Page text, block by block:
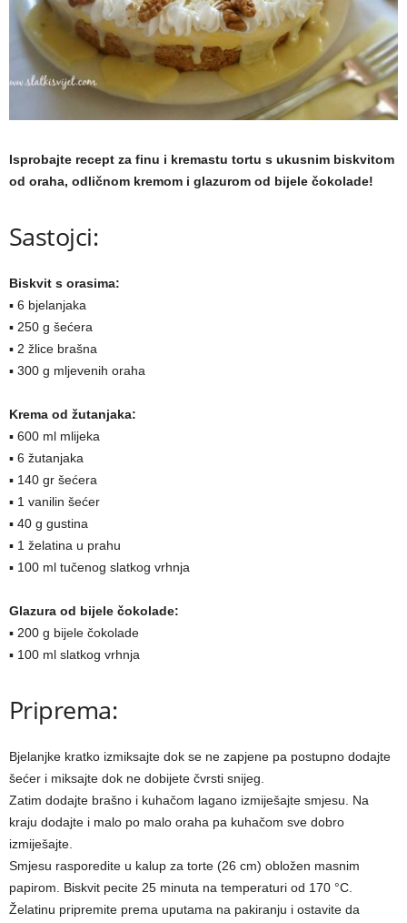
Isprobajte recept za finu i kremastu tortu s ukusnim biskvitom
od oraha, odličnom kremom i glazurom od bijele čokolade!
Sastojci:
Biskvit s orasima:
▪ 6 bjelanjaka
▪ 250 g šećera
▪ 2 žlice brašna
▪ 300 g mljevenih oraha
Krema od žutanjaka:
▪ 600 ml mlijeka
▪ 6 žutanjaka
▪ 140 gr šećera
▪ 1 vanilin šećer
▪ 40 g gustina
▪ 1 želatina u prahu
▪ 100 ml tučenog slatkog vrhnja
Glazura od bijele čokolade:
▪ 200 g bijele čokolade
▪ 100 ml slatkog vrhnja
Priprema:
Bjelanjke kratko izmiksajte dok se ne zapjene pa postupno dodajte
šećer i miksajte dok ne dobijete čvrsti snijeg.
Zatim dodajte brašno i kuhačom lagano izmiješajte smjesu. Na
kraju dodajte i malo po malo oraha pa kuhačom sve dobro
izmiješajte.
Smjesu rasporedite u kalup za torte (26 cm) obložen masnim
papirom. Biskvit pecite 25 minuta na temperaturi od 170 °C.
Želatinu pripremite prema uputama na pakiranju i ostavite da